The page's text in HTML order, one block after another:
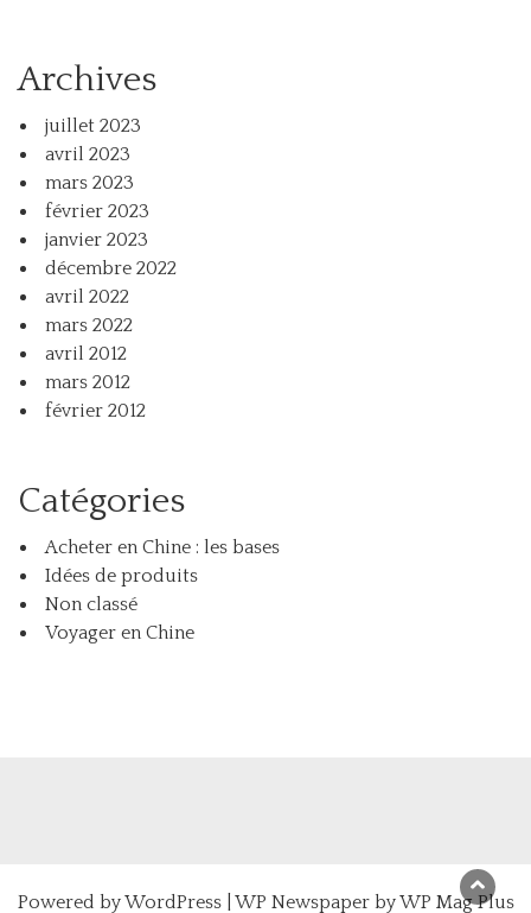
Archives
juillet 2023
avril 2023
mars 2023
février 2023
janvier 2023
décembre 2022
avril 2022
mars 2022
avril 2012
mars 2012
février 2012
Catégories
Acheter en Chine : les bases
Idées de produits
Non classé
Voyager en Chine
Powered byWordPress| WP Newspaper by WP Mag Plus